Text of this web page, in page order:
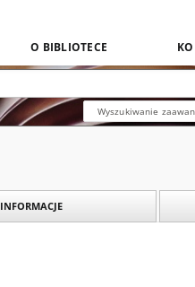
O BIBLIOTECE
Wyszukiwanie
INFORMACJE